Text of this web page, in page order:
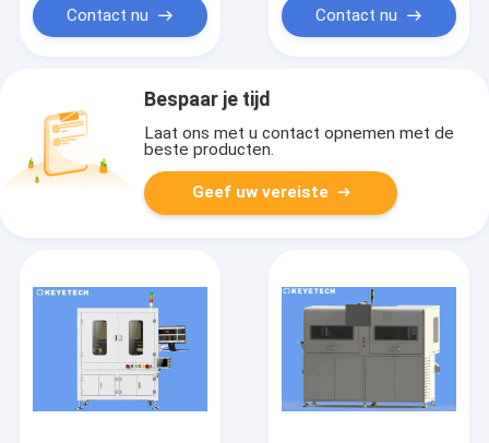
de voedings- en
drankenindustrie
Contact nu Contact nu
Bespaar je tijd
Laat ons met u contact opnemen met de
beste producten.
Geef uw vereiste